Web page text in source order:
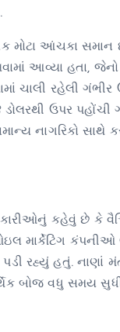
આંચકા સમાન
આવ્યા હતા,
ચાલી રહેલી ગંભીર
ઉપર પહોંચી
નાગરિકો સાથે
કહેવું છે કે
માર્કેટિંગ કંપનીઓ
રહ્યું હતું. નાણાં
બોજ વધુ સમય સુધી